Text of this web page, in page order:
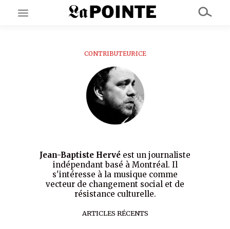
EN CE MOMENT
EN CHANTIER
SOUTENEZ NOUS
CONTRIBUTEUR·ICE
Jean-Baptiste Hervé est un journaliste
indépendant basé à Montréal. Il
s'intéresse à la musique comme
vecteur de changement social et de
résistance culturelle.
ARTICLES RÉCENTS